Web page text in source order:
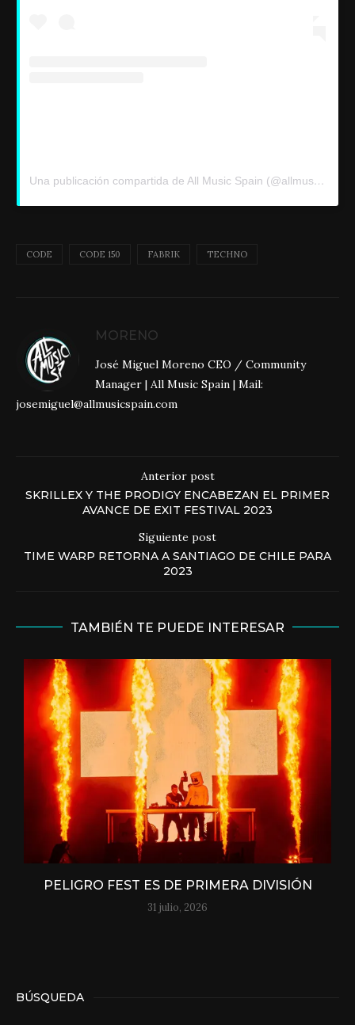
Una publicación compartida de All Music Spain (@allmusicsp)
CODE CODE 150 FABRIK TECHNO
MORENO
José Miguel Moreno CEO / Community
Manager | All Music Spain | Mail:
josemiguel@allmusicspain.com
Anterior post
SKRILLEX Y THE PRODIGY ENCABEZAN EL PRIMER
AVANCE DE EXIT FESTIVAL 2023
Siguiente post
TIME WARP RETORNA A SANTIAGO DE CHILE PARA
2023
TAMBIÉN TE PUEDE INTERESAR
PELIGRO FEST ES DE PRIMERA DIVISIÓN
31 julio, 2026
BÚSQUEDA